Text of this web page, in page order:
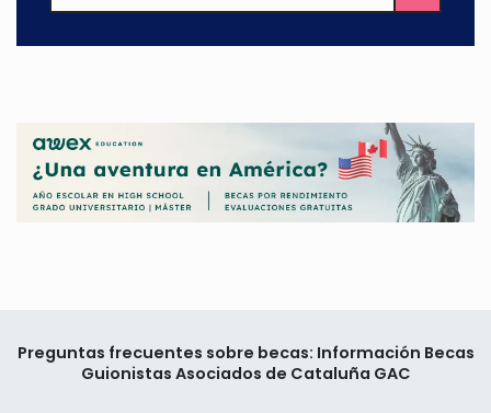
Preguntas frecuentes sobre becas: Información Becas
Guionistas Asociados de Cataluña GAC